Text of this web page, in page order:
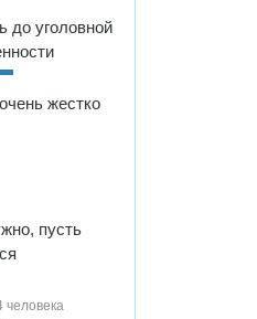
до уголовной
жестко
пусть
человека